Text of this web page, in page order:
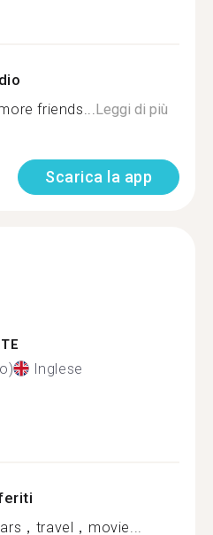
friends...Leggi di più
Scarica la app
Inglese
，travel，movie...